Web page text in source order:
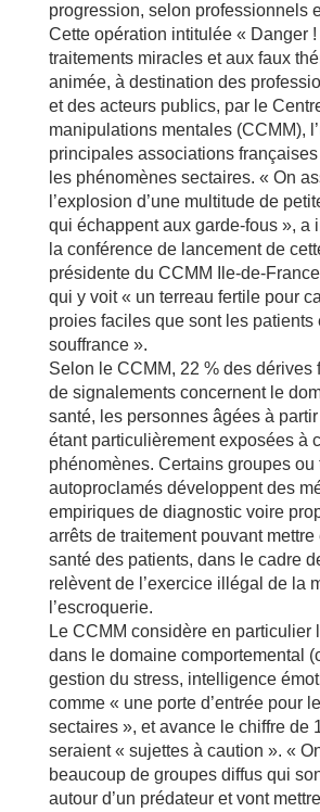
progression, selon professionnels
Cette opération intitulée « Danger
traitements miracles et aux faux
animée, à destination des
et des acteurs publics, par le
manipulations mentales (CCMM),
principales associations
les phénomènes sectaires. « On
l’explosion d’une multitude de
qui échappent aux garde-fous », a
la conférence de lancement de
présidente du CCMM Ile-de-
qui y voit « un terreau fertile pour
proies faciles que sont les patients
souffrance ».
Selon le CCMM, 22 % des dérives
de signalements concernent le
santé, les personnes âgées à
étant particulièrement exposées à
phénomènes. Certains groupes ou
autoproclamés développent des
empiriques de diagnostic voire
arrêts de traitement pouvant
santé des patients, dans le cadre
relèvent de l’exercice illégal de la
l’escroquerie.
Le CCMM considère en particulier
dans le domaine comportemental
gestion du stress, intelligence
comme « une porte d’entrée pour
sectaires », et avance le chiffre de
seraient « sujettes à caution ». «
beaucoup de groupes diffus qui
autour d’un prédateur et vont